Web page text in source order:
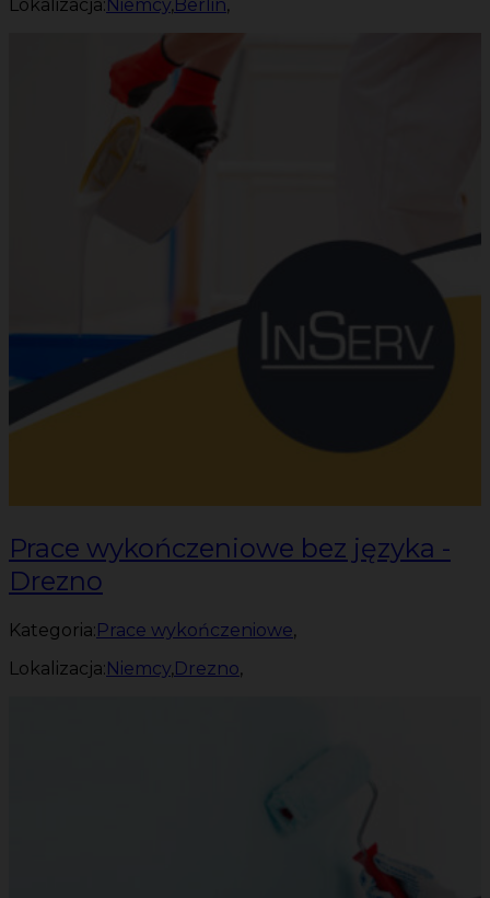
Lokalizacja: Niemcy,Berlin,
Prace wykończeniowe bez języka -
Drezno
Kategoria:Prace wykończeniowe,
Lokalizacja:Niemcy,Drezno,